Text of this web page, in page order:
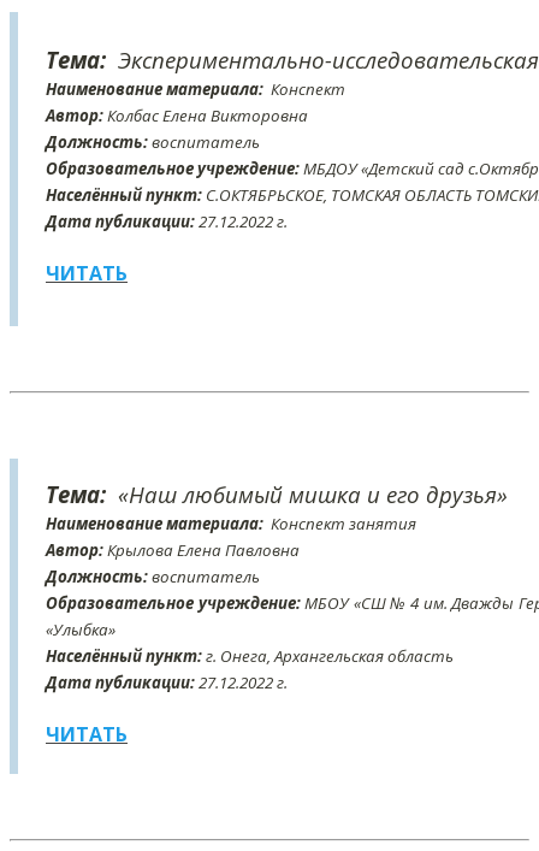
Тема: Экспериментально-
Наименование материала: Конспект
Автор:Колбас Елена Викторовна
Должность:воспитатель
Образовательное учреждение:МБДОУ «Детский сад
Населённый пункт: С.ОКТЯБРЬСКОЕ, ТОМСКАЯ ОБЛАСТЬ
Дата публикации:27.12.2022 г.
ЧИТАТЬ
Тема: «Наш любимый мишка и его друзья»
Наименование материала: Конспект занятия
Автор:Крылова Елена Павловна
Должность:воспитатель
Образовательное учреждение:МБОУ «СШ № 4 им. Дважды
«Улыбка»
Населённый пункт:г. Онега, Архангельская область
Дата публикации:27.12.2022 г.
ЧИТАТЬ